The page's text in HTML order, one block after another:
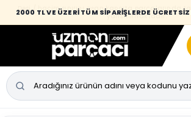
2000 TL VE ÜZERİ TÜM SİPARİŞLERDE
Desi / hacim sınırını aşan kaporta parçalarında
yansıtılmaktadır.